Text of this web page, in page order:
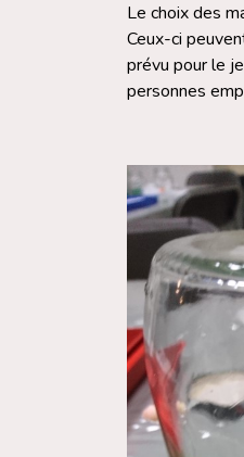
Le choix des
Ceux-ci
prévu pour le
personnes